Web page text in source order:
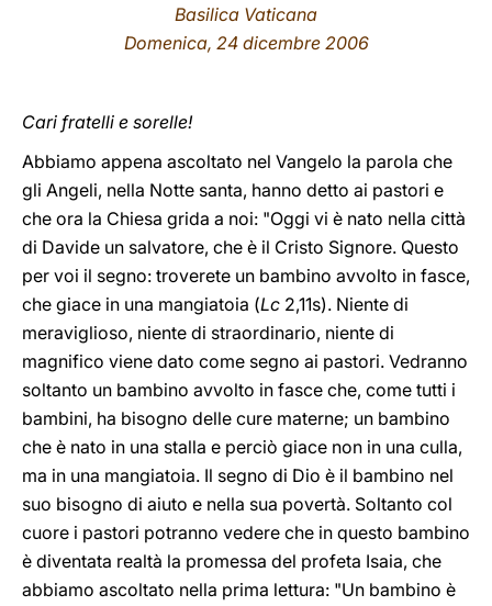
Basilica Vaticana
Domenica, 24 dicembre 2006
Cari fratelli e sorelle!
Abbiamo appena ascoltato nel Vangelo la parola che
gli Angeli, nella Notte santa, hanno detto ai pastori e
che ora la Chiesa grida a noi: "Oggi vi è nato nella città
di Davide un salvatore, che è il Cristo Signore. Questo
per voi il segno: troverete un bambino avvolto in fasce,
che giace in una mangiatoia (Lc 2,11s). Niente di
meraviglioso, niente di straordinario, niente di
magnifico viene dato come segno ai pastori. Vedranno
soltanto un bambino avvolto in fasce che, come tutti i
bambini, ha bisogno delle cure materne; un bambino
che è nato in una stalla e perciò giace non in una culla,
ma in una mangiatoia. Il segno di Dio è il bambino nel
suo bisogno di aiuto e nella sua povertà. Soltanto col
cuore i pastori potranno vedere che in questo bambino
è diventata realtà la promessa del profeta Isaia, che
abbiamo ascoltato nella prima lettura: "Un bambino è